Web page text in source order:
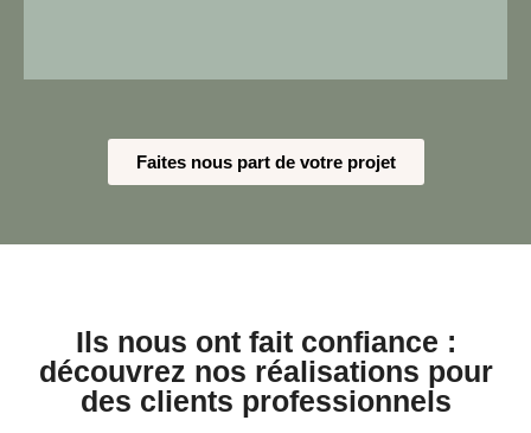
Faites nous part de votre projet
Ils nous ont fait confiance :
découvrez nos réalisations pour
des clients professionnels